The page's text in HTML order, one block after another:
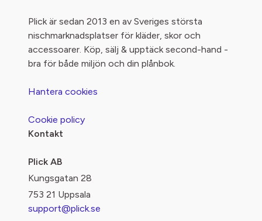
Plick är sedan 2013 en av Sveriges största
nischmarknadsplatser för kläder, skor och
accessoarer. Köp, sälj & upptäck second-hand -
bra för både miljön och din plånbok.
Hantera cookies
Cookie policy
Kontakt
Plick AB
Kungsgatan 28
753 21 Uppsala
support@plick.se